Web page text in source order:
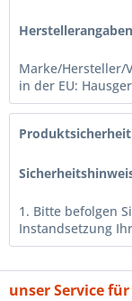
Herstellerangaben
Marke/Hersteller/
in der EU:
Produktsicherheit
1. Bitte befolgen
Instandsetzung
unser Service für